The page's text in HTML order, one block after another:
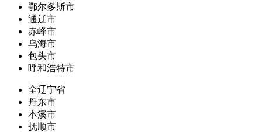
鄂尔多斯市
通辽市
赤峰市
乌海市
包头市
呼和浩特市
全辽宁省
丹东市
本溪市
抚顺市